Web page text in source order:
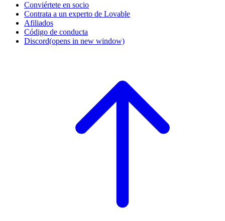
Conviértete en socio
Contrata a un experto de Lovable
Afiliados
Código de conducta
Discord(opens in new window)